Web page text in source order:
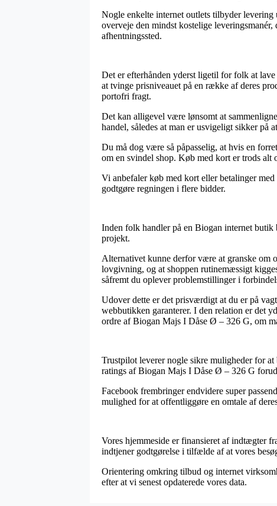
Nogle enkelte internet outlets tilbyder
overveje den mindst kostelige
afhentningssted.
Det er efterhånden yderst ligetil for folk at
at tvinge prisniveauet på en række af deres
portofri fragt.
Det kan alligevel være lønsomt at
handel, således at man er usvigeligt sikker på
Du må dog være så påpasselig, at hvis en
om en svindel shop. Køb med kort er trods alt
Vi anbefaler køb med kort eller betalinger
godtgøre regningen i flere bidder.
Inden folk handler på en Biogan internet
projekt.
Alternativet kunne derfor være at granske om
lovgivning, og at shoppen rutinemæssigt
såfremt du oplever problemstillinger i
Udover dette er det prisværdigt at du er på
webbutikken garanterer. I den relation er det
ordre af Biogan Majs I Dåse Ø – 326 G, om
Trustpilot leverer nogle sikre muligheder for
ratings af Biogan Majs I Dåse Ø – 326 G
Facebook frembringer endvidere super
mulighed for at offentliggøre en omtale af
Vores hjemmeside er finansieret af indtægter
indtjener godtgørelse i tilfælde af at vores
Orientering omkring tilbud og internet
efter at vi senest opdaterede vores data.